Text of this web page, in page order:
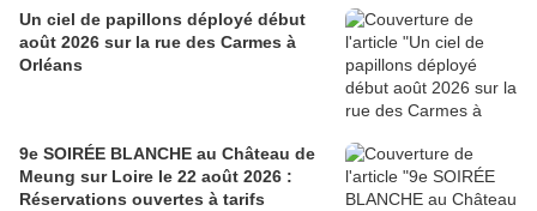
Un ciel de papillons déployé début
août 2026 sur la rue des Carmes à
Orléans
9e SOIRÉE BLANCHE au Château de
Meung sur Loire le 22 août 2026 :
Réservations ouvertes à tarifs